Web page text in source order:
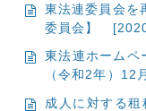
東法連委員会を
委員会】
東法連ホームペ
（令和2年）
成人に対する